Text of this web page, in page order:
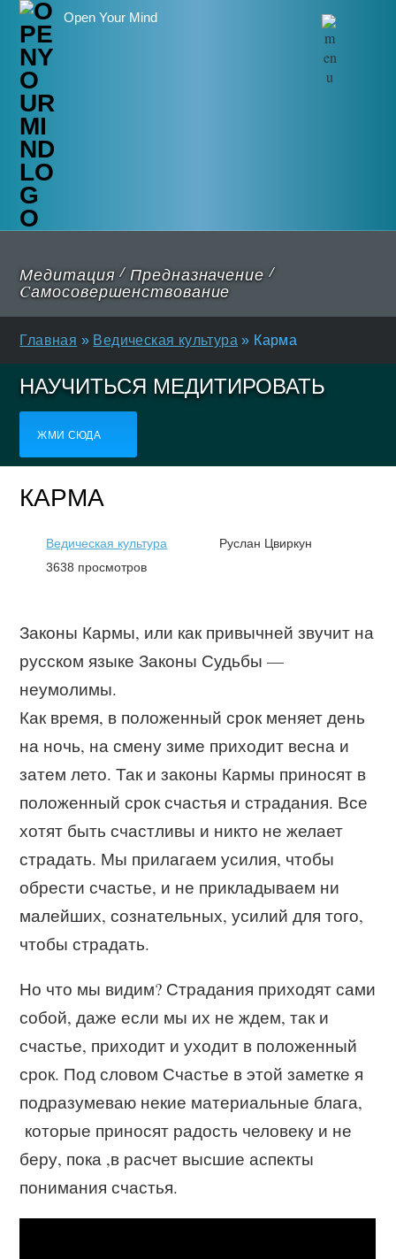
Open Your Mind
Медитация/Предназначение/
Cамосовершенствование
Главная » Ведическая культура » Карма
НАУЧИТЬСЯ МЕДИТИРОВАТЬ
ЖМИ СЮДА
КАРМА
Ведическая культура
Руслан Цвиркун
3638 просмотров
Законы Кармы, или как привычней звучит на
русском языке Законы Судьбы —
неумолимы.
Как время, в положенный срок меняет день
на ночь, на смену зиме приходит весна и
затем лето. Так и законы Кармы приносят в
положенный срок счастья и страдания. Все
хотят быть счастливы и никто не желает
страдать. Мы прилагаем усилия, чтобы
обрести счастье, и не прикладываем ни
малейших, сознательных, усилий для того,
чтобы страдать.
Но что мы видим? Страдания приходят сами
собой, даже если мы их не ждем, так и
счастье, приходит и уходит в положенный
срок. Под словом Счастье в этой заметке я
подразумеваю некие материальные блага,
которые приносят радость человеку и не
беру, пока ,в расчет высшие аспекты
понимания счастья.